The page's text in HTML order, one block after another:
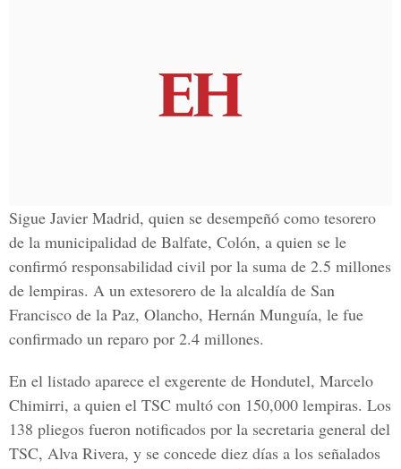
Sigue Javier Madrid, quien se desempeñó como tesorero
de la municipalidad de Balfate, Colón, a quien se le
confirmó responsabilidad civil por la suma de 2.5 millones
de lempiras. A un extesorero de la alcaldía de San
Francisco de la Paz, Olancho, Hernán Munguía, le fue
confirmado un reparo por 2.4 millones.
En el listado aparece el exgerente de Hondutel, Marcelo
Chimirri, a quien el TSC multó con 150,000 lempiras. Los
138 pliegos fueron notificados por la secretaria general del
TSC, Alva Rivera, y se concede diez días a los señalados